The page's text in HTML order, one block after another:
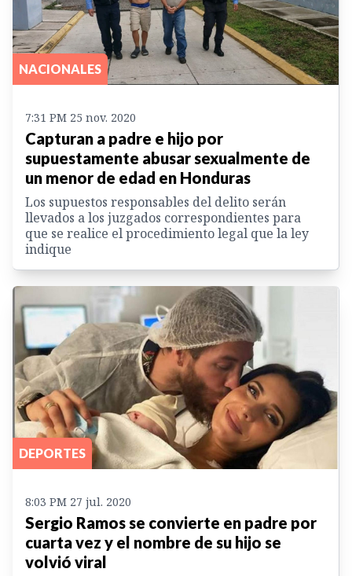
NACIONALES
7:31 PM 25 nov. 2020
Capturan a padre e hijo por
supuestamente abusar sexualmente de
un menor de edad en Honduras
Los supuestos responsables del delito serán
llevados a los juzgados correspondientes para
que se realice el procedimiento legal que la ley
indique
DEPORTES
8:03 PM 27 jul. 2020
Sergio Ramos se convierte en padre por
cuarta vez y el nombre de su hijo se
volvió viral